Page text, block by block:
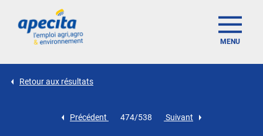
MENU
Retour aux résultats
Précédent 474/538 Suivant